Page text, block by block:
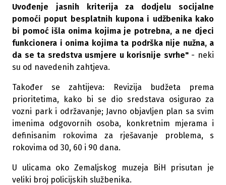
Uvođenje jasnih kriterija za dodjelu socijalne
pomoći poput besplatnih kupona i udžbenika kako
bi pomoć išla onima kojima je potrebna, a ne djeci
funkcionera i onima kojima ta podrška nije nužna, a
da se ta sredstva usmjere u korisnije svrhe"- neki
su od navedenih zahtjeva.
Također se zahtijeva: Revizija budžeta prema
prioritetima, kako bi se dio sredstava osigurao za
vozni park i održavanje; Javno objavljen plan sa svim
imenima odgovornih osoba, konkretnim mjerama i
definisanim rokovima za rješavanje problema, s
rokovima od 30, 60 i 90 dana.
U ulicama oko Zemaljskog muzeja BiH prisutan je
veliki broj policijskih službenika.